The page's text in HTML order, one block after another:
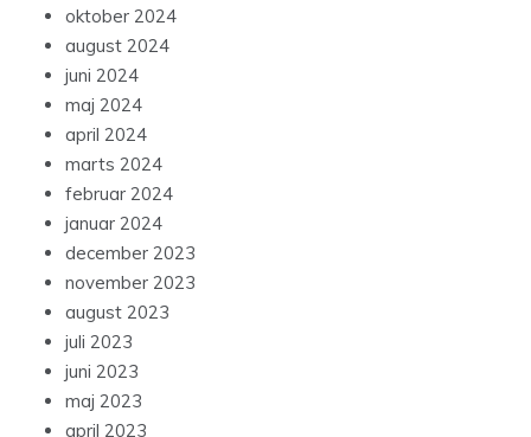
oktober 2024
august 2024
juni 2024
maj 2024
april 2024
marts 2024
februar 2024
januar 2024
december 2023
november 2023
august 2023
juli 2023
juni 2023
maj 2023
april 2023